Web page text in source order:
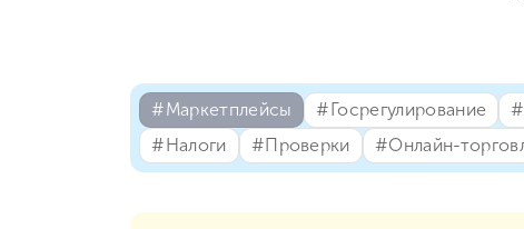
#⁣Маркетплейсы #⁣Госрегулирование
#⁣Налоги
#⁣Проверки #⁣Онлайн-